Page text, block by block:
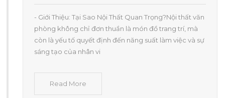
- Giới Thiệu: Tại Sao Nội Thất Quan Trọng?Nội thất văn
phòng không chỉ đơn thuần là món đồ trang trí, mà
còn là yếu tố quyết định đến năng suất làm việc và sự
sáng tạo của nhân vi
Read More